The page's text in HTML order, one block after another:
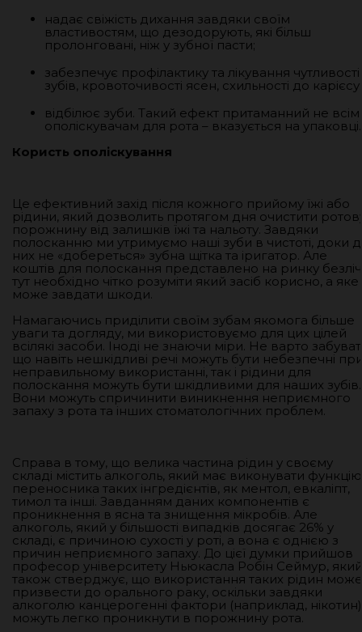
надає свіжість дихання завдяки своїм
властивостям, що дезодорують, які більш
пролонговані, ніж у зубної пасти;
забезпечує профілактику та лікування чутливості
зубів, кровоточивості ясен, схильності до карієсу;
відбілює зуби. Такий ефект притаманний не всім
ополіскувачам для рота – вказується на упаковці.
Користь ополіскування
Це ефективний захід після кожного прийому їжі або
рідини, який дозволить протягом дня очистити
порожнину від залишків їжі та нальоту. Завдяки
полосканню ми утримуємо наші зуби в чистоті, доки
них не «добереться» зубна щітка та іригатор. Але
коштів для полоскання представлено на ринку безліч
тут необхідно чітко розуміти який засіб корисно, а яке
може завдати шкоди.
Намагаючись приділити своїм зубам якомога більше
уваги та догляду, ми використовуємо для цих цілей
всілякі засоби. Іноді не знаючи міри. Не варто
що навіть нешкідливі речі можуть бути небезпечні
неправильному використанні, так і рідини для
полоскання можуть бути шкідливими для наших зубів.
Вони можуть спричинити виникнення неприємного
запаху з рота та інших стоматологічних проблем.
Справа в тому, що велика частина рідин у своєму
складі містить алкоголь, який має виконувати функцію
переносника таких інгредієнтів, як ментол, евкаліпт,
тимол та інші. Завданням даних компонентів є
проникнення в ясна та знищення мікробів. Але
алкоголь, який у більшості випадків досягає 26% у
складі, є причиною сухості у роті, а вона є однією з
причин неприємного запаху. До цієї думки прийшов
професор університету Ньюкасла Робін Сеймур, який
також стверджує, що використання таких рідин може
призвести до орального раку, оскільки завдяки
алкоголю канцерогенні фактори (наприклад, нікотин)
можуть легко проникнути в порожнину рота.